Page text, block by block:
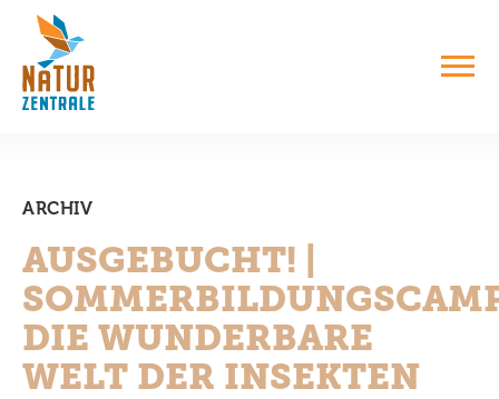
ARCHIV
AUSGEBUCHT! |
DIE WUNDERBARE
WELT DER INSEKTEN